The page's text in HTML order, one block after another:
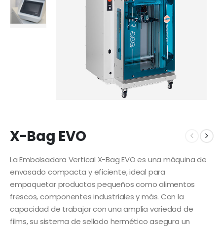
X-Bag EVO
La Embolsadora Vertical X-Bag EVO es una máquina de
envasado compacta y eficiente, ideal para
empaquetar productos pequeños como alimentos
frescos, componentes industriales y más. Con la
capacidad de trabajar con una amplia variedad de
films, su sistema de sellado hermético asegura un